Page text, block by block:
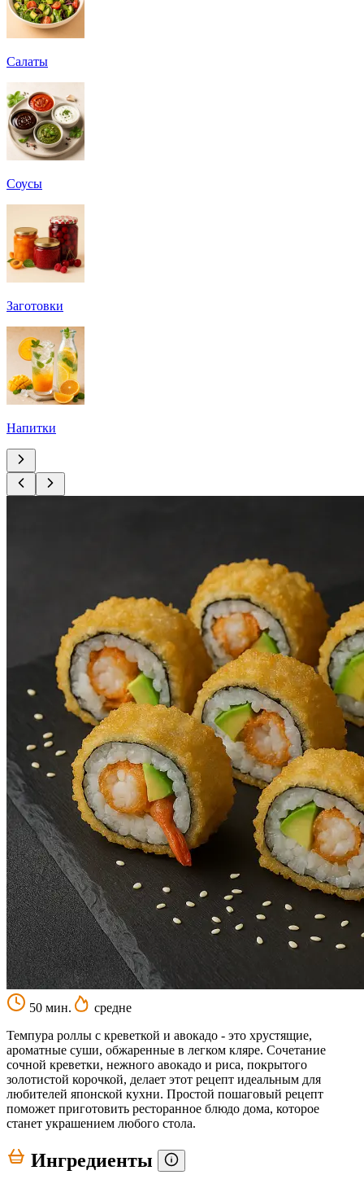
Салаты
Соусы
Заготовки
Напитки
50 мин.
средне
Темпура роллы с креветкой и авокадо - это хрустящие,
ароматные суши, обжаренные в легком кляре. Сочетание
сочной креветки, нежного авокадо и риса, покрытого
золотистой корочкой, делает этот рецепт идеальным для
любителей японской кухни. Простой пошаговый рецепт
поможет приготовить ресторанное блюдо дома, которое
станет украшением любого стола.
Ингредиенты